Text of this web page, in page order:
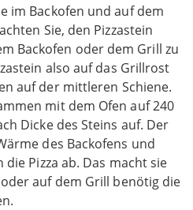
im Backofen und auf dem
Sie, den Pizzastein
Backofen oder dem Grill zu
also auf das Grillrost
auf der mittleren Schiene.
mit dem Ofen auf 240
Dicke des Steins auf. Der
des Backofens und
Pizza ab. Das macht sie
auf dem Grill benötig die